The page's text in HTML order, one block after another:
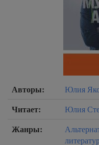
Авторы: Юлия
Читает: Юлия
Жанры: